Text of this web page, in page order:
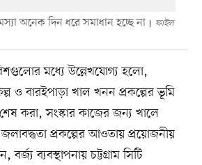
অনেক দিন ধরে সমাধান হচ্ছে না
ফাইল
মধ্যে উল্লেখযোগ্য হলো,
ও বারইপাড়া খাল খনন প্রকল্পের ভূমি
শেষ করা, সংস্কার কাজের জন্য খালে
প্রকল্পের আওতায় প্রয়োজনীয়
বর্জ্য ব্যবস্থাপনায় চট্টগ্রাম সিটি